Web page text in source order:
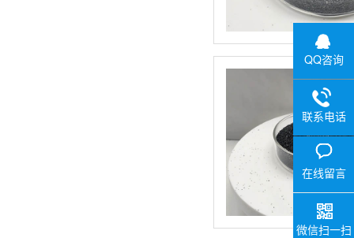
QQ咨询
联系电话
在线留言
微信扫一扫